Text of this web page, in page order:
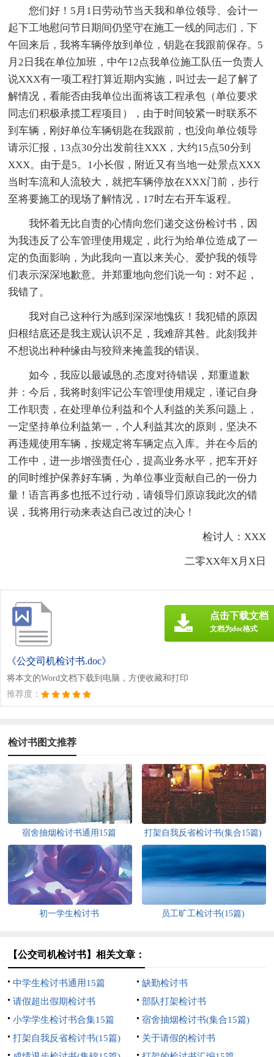
您们好！5月1日劳动节当天我和单位领导、会计一
起下工地慰问节日期间仍坚守在施工一线的同志们，下
午回来后，我将车辆停放到单位，钥匙在我跟前保存。5
月2日我在单位加班，中午12点我单位施工队伍一负责人
说XXX有一项工程打算近期内实施，叫过去一起了解了
解情况，看能否由我单位出面将该工程承包（单位要求
同志们积极承揽工程项目），由于时间较紧一时联系不
到车辆，刚好单位车辆钥匙在我跟前，也没向单位领导
请示汇报，13点30分出发前往XXX，大约15点50分到
XXX。由于是5。1小长假，附近又有当地一处景点XXX
当时车流和人流较大，就把车辆停放在XXX门前，步行
至将要施工的现场了解情况，17时左右开车返程。
我怀着无比自责的心情向您们递交这份检讨书，因
为我违反了公车管理使用规定，此行为给单位造成了一
定的负面影响，为此我向一直以来关心、爱护我的领导
们表示深深地歉意。并郑重地向您们说一句：对不起，
我错了。
我对自己这种行为感到深深地愧疚！我犯错的原因
归根结底还是我主观认识不足，我难辞其咎。此刻我并
不想说出种种缘由与狡辩来掩盖我的错误。
如今，我应以最诚恳的.态度对待错误，郑重道歉
并：今后，我将时刻牢记公车管理使用规定，谨记自身
工作职责，在处理单位利益和个人利益的关系问题上，
一定坚持单位利益第一，个人利益其次的原则，坚决不
再违规使用车辆，按规定将车辆定点入库。并在今后的
工作中，进一步增强责任心，提高业务水平，把车开好
的同时维护保养好车辆，为单位事业贡献自己的一份力
量！语言再多也抵不过行动，请领导们原谅我此次的错
误，我将用行动来表达自己改过的决心！
检讨人：XXX
二零XX年X月X日
《公交司机检讨书.doc》
将本文的Word文档下载到电脑，方便收藏和打印
推荐度：
点击下载文档
文档为doc格式
检讨书图文推荐
宿舍抽烟检讨书通用15篇 打架自我反省检讨书(集合15篇)
初一学生检讨书 员工旷工检讨书(15篇)
【公交司机检讨书】相关文章：
中学生检讨书通用15篇
缺勤检讨书
请假超出假期检讨书
部队打架检讨书
小学学生检讨书合集15篇
宿舍抽烟检讨书(集合15篇)
打架自我反省检讨书(15篇)
关于请假的检讨书